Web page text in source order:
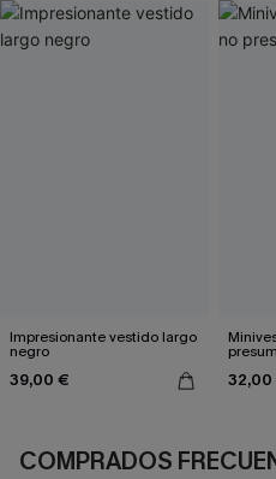
Impresionante vestido largo
negro
39,00 € 32,00
COMPRADOS